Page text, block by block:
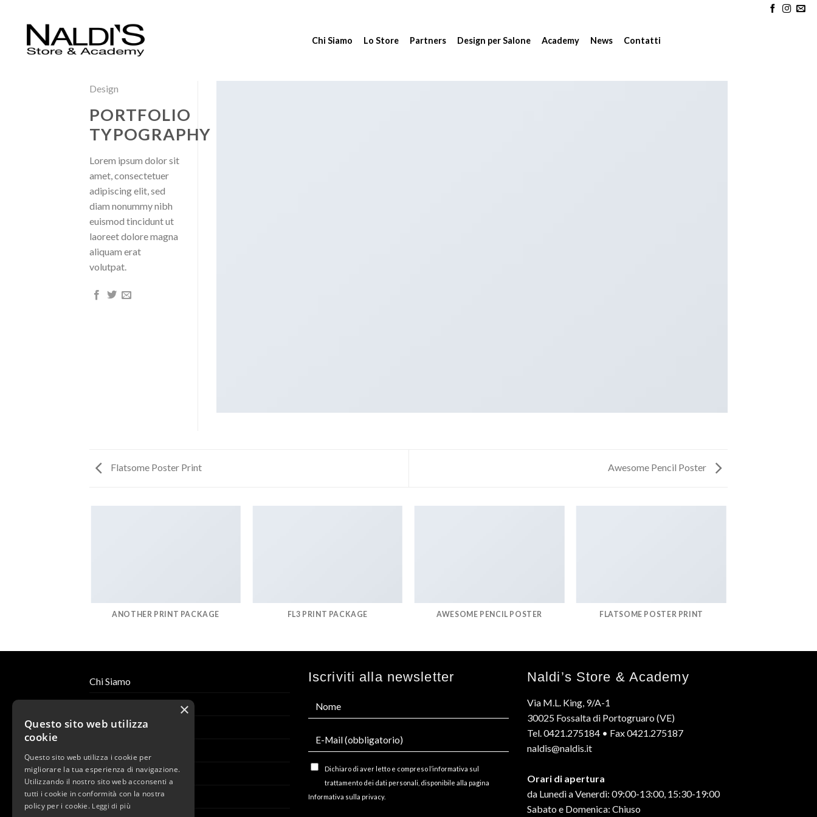
Chi Siamo Lo Store Partners Design per Salone Academy News Contatti
Design
PORTFOLIO
TYPOGRAPHY
Lorem ipsum dolor sit
amet, consectetuer
adipiscing elit, sed
diam nonummy nibh
euismod tincidunt ut
laoreet dolore magna
aliquam erat
volutpat.
Flatsome Poster Print Awesome Pencil Poster
ANOTHER PRINT PACKAGE FL3 PRINT PACKAGE AWESOME PENCIL POSTER FLATSOME POSTER PRINT
Chi Siamo
Partners
Academy
News
Iscriviti alla newsletter
Dichiaro di aver letto e compreso l’informativa sul
trattamento dei dati personali, disponibile alla pagina
Informativa sulla privacy.
Naldi’s Store & Academy
Via M.L. King, 9/A-1
30025 Fossalta di Portogruaro (VE)
Tel. 0421.275184 • Fax 0421.275187
naldis@naldis.it
Orari di apertura
da Lunedì a Venerdì: 09:00-13:00, 15:30-19:00
Sabato e Domenica: Chiuso
×
Questo sito web utilizza
cookie
Questo sito web utilizza i cookie per
migliorare la tua esperienza di navigazione.
Utilizzando il nostro sito web acconsenti a
tutti i cookie in conformità con la nostra
policy per i cookie. Leggi di più